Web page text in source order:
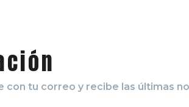
tu correo y recibe las últimas